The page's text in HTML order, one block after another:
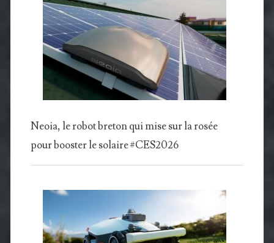
Neoia, le robot breton qui mise sur la rosée
pour booster le solaire #CES2026